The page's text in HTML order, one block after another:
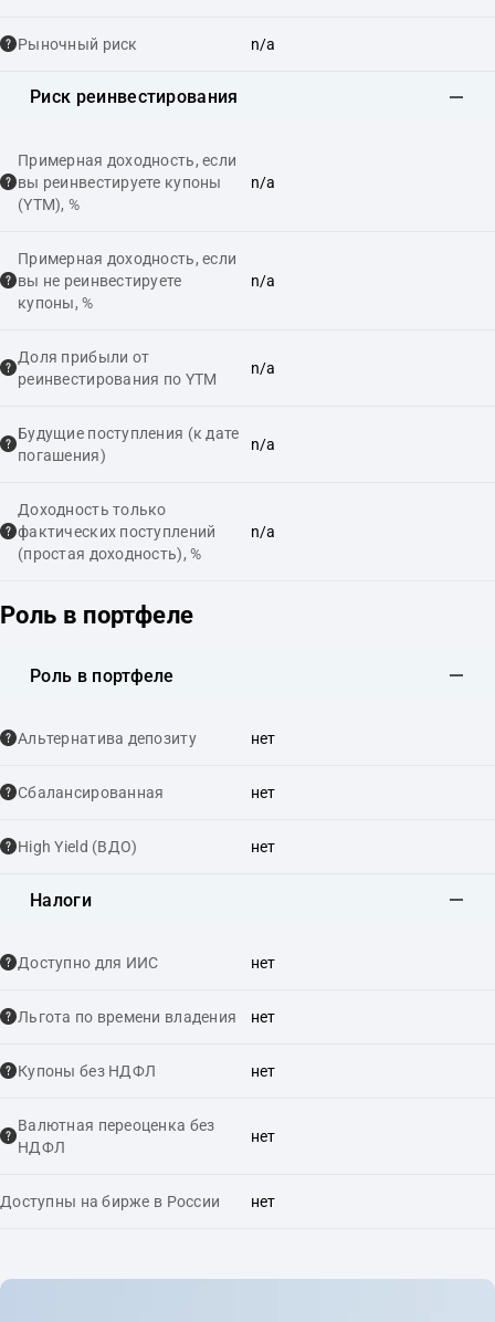
Рыночный риск n/a
Риск реинвестирования
Примерная доходность, если
вы реинвестируете купоны
(YTM), %
n/a
Примерная доходность, если
вы не реинвестируете
купоны, %
n/a
Доля прибыли от
реинвестирования по YTM
n/a
Будущие поступления (к дате
погашения)
n/a
Доходность только
фактических поступлений
(простая доходность), %
n/a
Роль в портфеле
Роль в портфеле
Альтернатива депозиту нет
Сбалансированная нет
High Yield (ВДО) нет
Налоги
Доступно для ИИС нет
Льгота по времени владения нет
Купоны без НДФЛ нет
Валютная переоценка без
НДФЛ
нет
Доступны на бирже в России нет